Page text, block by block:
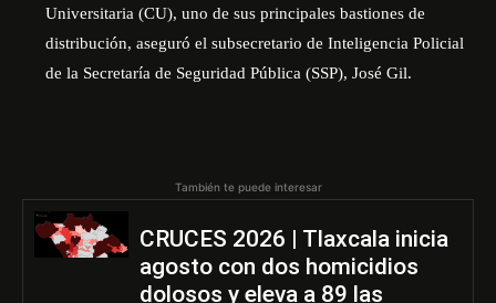
Universitaria (CU), uno de sus principales bastiones de
distribución, aseguró el subsecretario de Inteligencia Policial
de la Secretaría de Seguridad Pública (SSP), José Gil.
También te puede interesar
CRUCES 2026 | Tlaxcala inicia
agosto con dos homicidios
dolosos y eleva a 89 las